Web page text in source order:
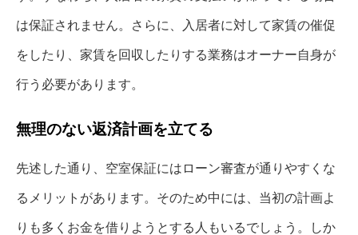
は保証されません。さらに、入居者に対して家賃の催促
をしたり、家賃を回収したりする業務はオーナー自身が
行う必要があります。
無理のない返済計画を立てる
先述した通り、空室保証にはローン審査が通りやすくな
るメリットがあります。そのため中には、当初の計画よ
りも多くお金を借りようとする人もいるでしょう。しか